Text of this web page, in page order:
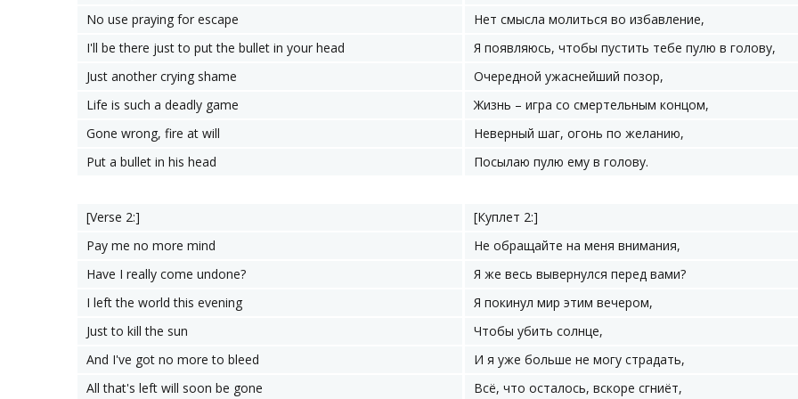
No use praying for escape
Нет смысла молиться во избавление,
I'll be there just to put the bullet in your head
Я появляюсь, чтобы пустить тебе пулю в голову,
Just another crying shame
Очередной ужаснейший позор,
Life is such a deadly game
Жизнь – игра со смертельным концом,
Gone wrong, fire at will
Неверный шаг, огонь по желанию,
Put a bullet in his head
Посылаю пулю ему в голову.
[Verse 2:]
[Куплет 2:]
Pay me no more mind
Не обращайте на меня внимания,
Have I really come undone?
Я же весь вывернулся перед вами?
I left the world this evening
Я покинул мир этим вечером,
Just to kill the sun
Чтобы убить солнце,
And I've got no more to bleed
И я уже больше не могу страдать,
All that's left will soon be gone
Всё, что осталось, вскоре сгниёт,